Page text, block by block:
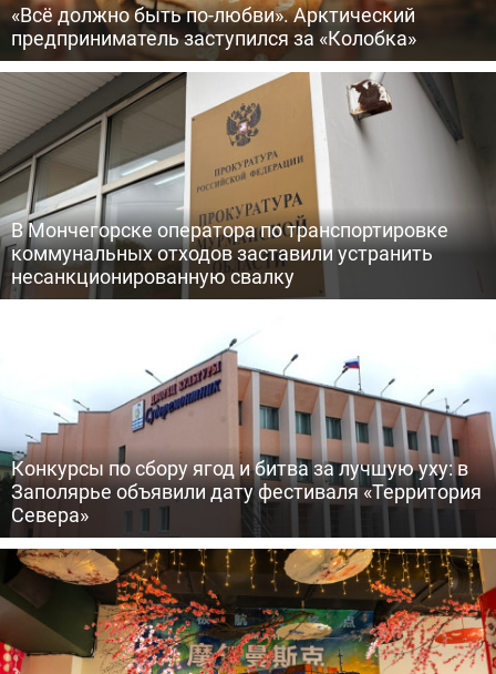
«Всё должно быть по-любви». Арктический
предприниматель заступился за «Колобка»
В Мончегорске оператора по транспортировке
коммунальных отходов заставили устранить
несанкционированную свалку
Конкурсы по сбору ягод и битва за лучшую уху: в
Заполярье объявили дату фестиваля «Территория
Севера»